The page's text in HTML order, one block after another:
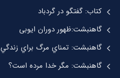
کتاب: گفتگو در گردباد
گاهنبشت:ظهور دوران ايوبی
گاهنبشت: تمناي مرگ براي زندگي
گاهنبشت: مگر خدا مرده است؟